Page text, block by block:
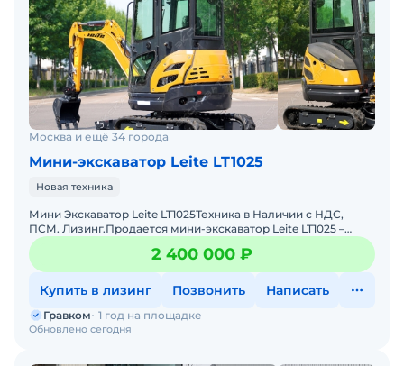
Москва и ещё 34 города
Мини-экскаватор Leite LT1025
Новая техника
Мини Экскаватор Leite LT1025Техника в Наличии с НДС,
ПСМ. Лизинг.Пpoдaется мини-экскaвaтop Leite LT1025 –
идеально подходит для :ландшафтных работ, коммун
2 400 000 ₽
Купить в лизинг Позвонить Написать
Обновлено сегодня
Гравком 1 год на площадке